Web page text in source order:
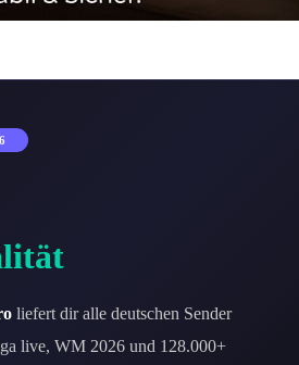
liefert dir alle deutschen Sender
live, WM 2026 und 128.000+